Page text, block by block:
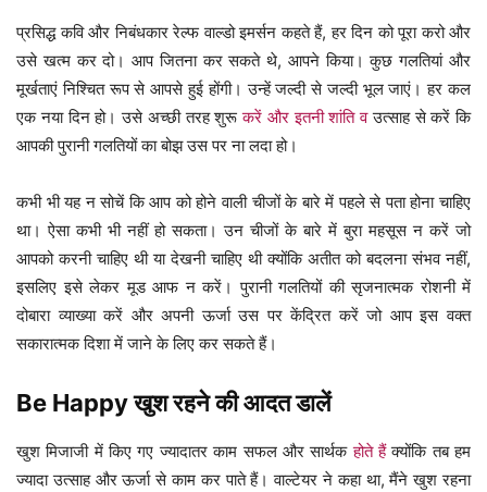
प्रसिद्ध कवि और निबंधकार रेल्फ वाल्डो इमर्सन कहते हैं, हर दिन को पूरा करो और
उसे खत्म कर दो। आप जितना कर सकते थे, आपने किया। कुछ गलतियां और
मूर्खताएं निश्चित रूप से आपसे हुई होंगी। उन्हें जल्दी से जल्दी भूल जाएं। हर कल
एक नया दिन हो। उसे अच्छी तरह शुरूकरें और इतनी शांति वउत्साह से करें कि
आपकी पुरानी गलतियों का बोझ उस पर ना लदा हो।
कभी भी यह न सोचें कि आप को होने वाली चीजों के बारे में पहले से पता होना चाहिए
था। ऐसा कभी भी नहीं हो सकता। उन चीजों के बारे में बुरा महसूस न करें जो
आपको करनी चाहिए थी या देखनी चाहिए थी क्योंकि अतीत को बदलना संभव नहीं,
इसलिए इसे लेकर मूड आफ न करें। पुरानी गलतियों की सृजनात्मक रोशनी में
दोबारा व्याख्या करें और अपनी ऊर्जा उस पर केंद्रित करें जो आप इस वक्त
सकारात्मक दिशा में जाने के लिए कर सकते हैं।
Be Happy खुश रहने की आदत डालें
खुश मिजाजी में किए गए ज्यादातर काम सफल और सार्थकहोते हैंक्योंकि तब हम
ज्यादा उत्साह और ऊर्जा से काम कर पाते हैं। वाल्टेयर ने कहा था, मैंने खुश रहना